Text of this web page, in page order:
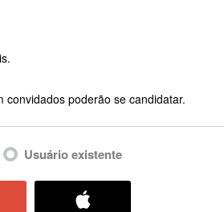
poderão se candidatar.
Usuário existente